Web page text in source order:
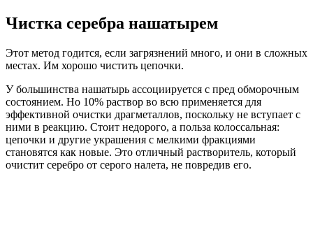
Чистка серебра нашатырем
Этот метод годится, если загрязнений много, и они в сложных
местах. Им хорошо чистить цепочки.
У большинства нашатырь ассоциируется с пред обморочным
состоянием. Но 10% раствор во всю применяется для
эффективной очистки драгметаллов, поскольку не вступает с
ними в реакцию. Стоит недорого, а польза колоссальная:
цепочки и другие украшения с мелкими фракциями
становятся как новые. Это отличный растворитель, который
очистит серебро от серого налета, не повредив его.